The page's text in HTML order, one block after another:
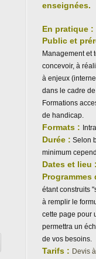
enseignées.
En pratique :
Public et
Management et
concevoir, à
à enjeux
dans le cadre
Formations
de handicap.
Formats :
Durée : Selon
minimum
Dates et lieu :
Programmes
étant construits
à remplir le
cette page pour
permettra un
de vos besoins.
Tarifs : Devis